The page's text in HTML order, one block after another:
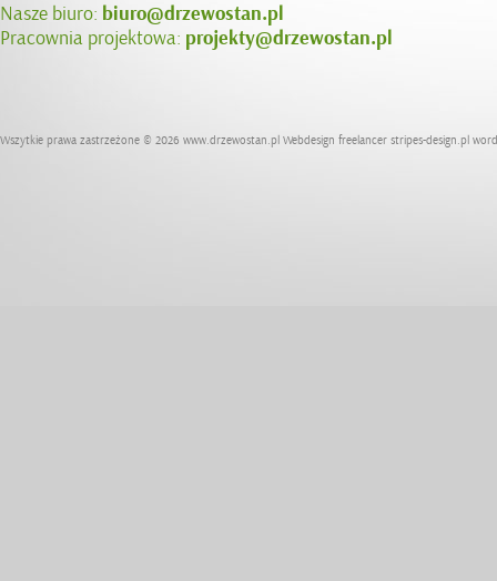
Nasze biuro: biuro@drzewostan.pl
Pracownia projektowa: projekty@drzewostan.pl
Wszytkie prawa zastrzeżone © 2026 www.drzewostan.pl Webdesign freelancer stripes-design.pl